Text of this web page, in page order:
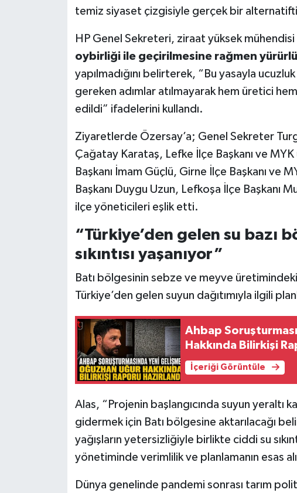
temiz siyaset çizgisiyle gerçek bir
HP Genel Sekreteri, ziraat yüksek mühendisi
oybirliği ile geçirilmesine rağmen
yapılmadığını belirterek, “Bu yasayla
gereken adımlar atılmayarak hem üretici
edildi” ifadelerini kullandı.
Ziyaretlerde Özersay’a; Genel Sekreter
Çağatay Karataş, Lefke İlçe Başkanı ve
Başkanı İmam Güçlü, Girne İlçe Başkanı ve
Başkanı Duygu Uzun, Lefkoşa İlçe Başkanı
ilçe yöneticileri eşlik etti.
“Türkiye’den gelen su bazı
sıkıntısı yaşanıyor”
Batı bölgesinin sebze ve meyve
Türkiye’den gelen suyun dağıtımıyla ilgili
Ahbap
Hakkında Bilirkişi
İçeriği Görüntüle
Alas, “Projenin başlangıcında suyun yeraltı
gidermek için Batı bölgesine aktarılacağı
yağışların yetersizliğiyle birlikte ciddi su
yönetiminde verimlilik ve planlamanın esas
Dünya genelinde pandemi sonrası tarım